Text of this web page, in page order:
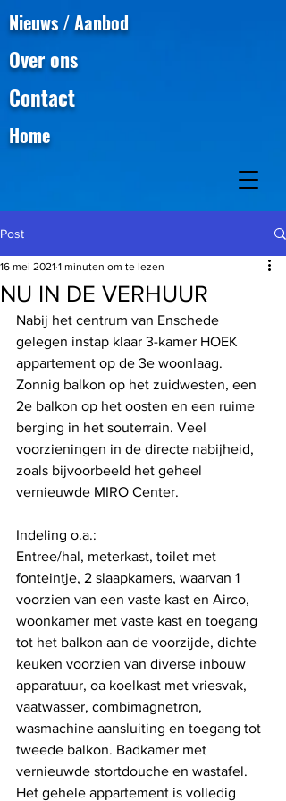
Nieuws / Aanbod
Over ons
Contact
Home
Post
NU IN DE VERHUUR
16 mei 2021 1 minuten om te lezen
Nabij het centrum van Enschede
gelegen instap klaar 3-kamer HOEK
appartement op de 3e woonlaag.
Zonnig balkon op het zuidwesten, een
2e balkon op het oosten en een ruime
berging in het souterrain. Veel
voorzieningen in de directe nabijheid,
zoals bijvoorbeeld het geheel
vernieuwde MIRO Center.
Indeling o.a.:
Entree/hal, meterkast, toilet met
fonteintje, 2 slaapkamers, waarvan 1
voorzien van een vaste kast en Airco,
woonkamer met vaste kast en toegang
tot het balkon aan de voorzijde, dichte
keuken voorzien van diverse inbouw
apparatuur, oa koelkast met vriesvak,
vaatwasser, combimagnetron,
wasmachine aansluiting en toegang tot
tweede balkon. Badkamer met
vernieuwde stortdouche en wastafel.
Het gehele appartement is volledig